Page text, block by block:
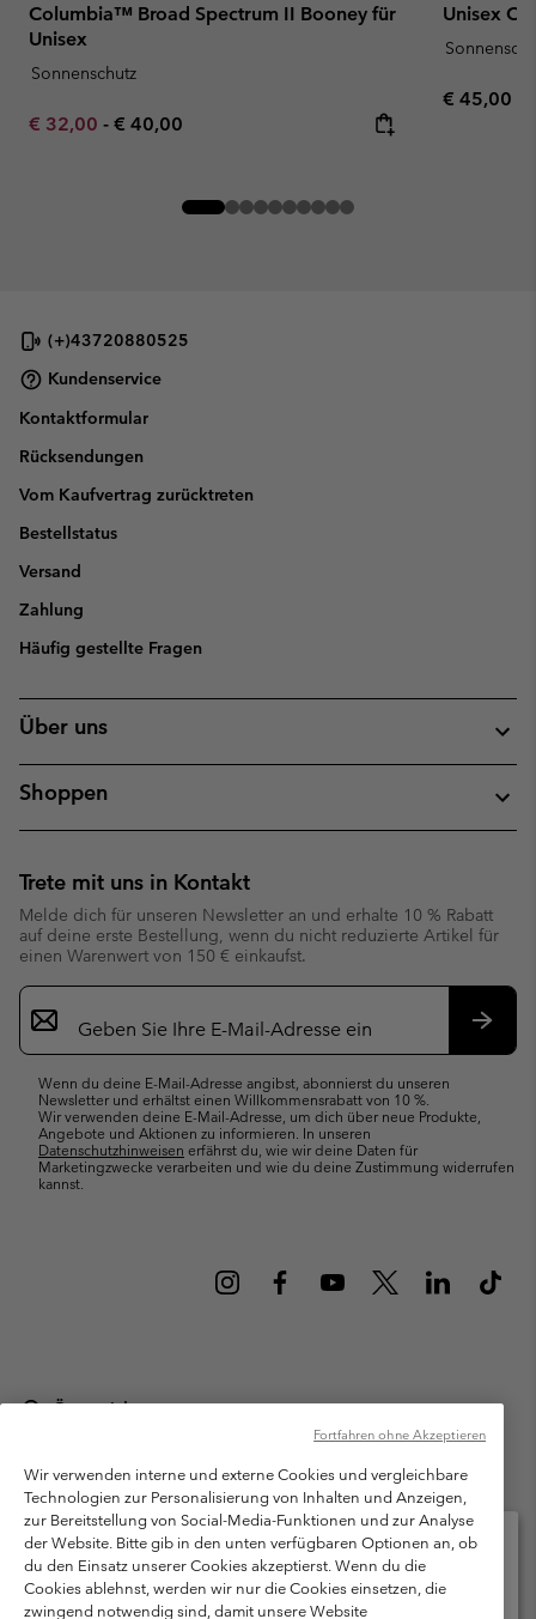
Columbia™ Broad Spectrum II Booney für
Unisex
Sonnenschutz
Minimum sale price:
€ 32,00 - Maximum price:
€ 40,00
Unisex
Regular
€ 45,00
(+)43720880525
Kundenservice
Kontaktformular
Rücksendungen
Vom Kaufvertrag zurücktreten
Bestellstatus
Versand
Zahlung
Häufig gestellte Fragen
Über uns
Shoppen
Trete mit uns in Kontakt
Melde dich für unseren Newsletter an und erhalte 10 % Rabatt
auf deine erste Bestellung, wenn du nicht reduzierte Artikel für
einen Warenwert von 150 € einkaufst.
Newsletter-
Anmeldung
Wenn du deine E-Mail-Adresse angibst, abonnierst du unseren
Newsletter und erhältst einen Willkommensrabatt von 10 %.
Wir verwenden deine E-Mail-Adresse, um dich über neue Produkte,
Angebote und Aktionen zu informieren. In unseren
Datenschutzhinweisen erfährst du, wie wir deine Daten für
Marketingzwecke verarbeiten und wie du deine Zustimmung widerrufen
kannst.
Österreich
Columbia Sportswear Austria GmbH. Moosfeldstraße 1, 5101
Bergheim, Salzburg Österreich. Alle Rechte vorbehalten.
Nutzungsbedingungen
Allgemeine Verkaufsbedingungen
Garantie
Datenschutzerklärung
Bestimmungen und Bedingungen des Mitglieder Programms
Nutzungsbedingungen Für Nutzergenerierte Inhalte
Wir verwenden interne und externe Cookies und vergleichbare
Technologien zur Personalisierung von Inhalten und Anzeigen,
zur Bereitstellung von Social-Media-Funktionen und zur Analyse
der Website. Bitte gib in den unten verfügbaren Optionen an, ob
du den Einsatz unserer Cookies akzeptierst. Wenn du die
Cookies ablehnst, werden wir nur die Cookies einsetzen, die
zwingend notwendig sind, damit unsere Website
Fortfahren ohne Akzeptieren
Bitte wählen Sie Ihr Lieferland und Ihre Sprache